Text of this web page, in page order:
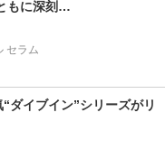
もに深刻…
セラム
ダイブイン”シリーズがリ